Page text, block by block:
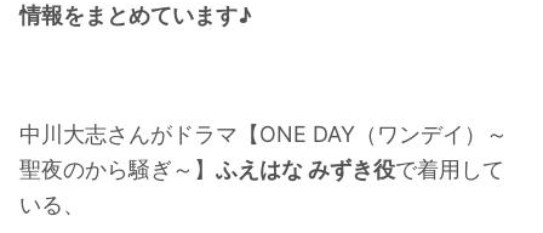
・目黒蓮
・赤楚衛二
・木村拓哉（キムタク）
・ 佐藤健
情報をまとめています♪
中川大志さんがドラマ【ONE DAY（ワンデイ）～
聖夜のから騒ぎ～】 ふえはな みずき役で着用して
いる、